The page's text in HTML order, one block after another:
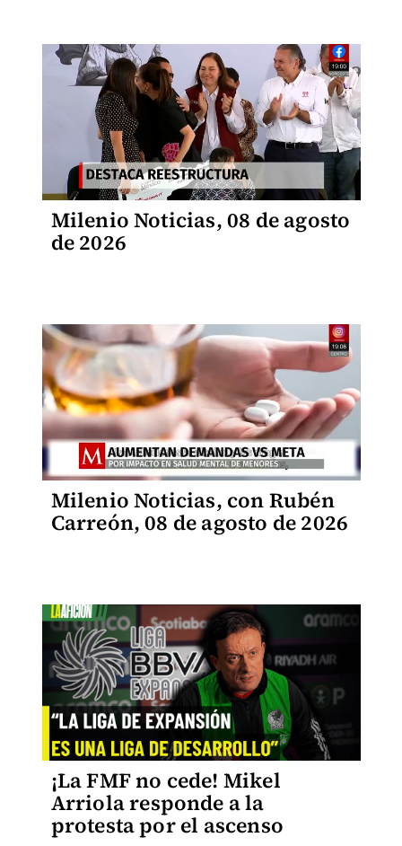
Milenio Noticias, 08 de agosto
de 2026
Milenio Noticias, con Rubén
Carreón, 08 de agosto de 2026
¡La FMF no cede! Mikel
Arriola responde a la
protesta por el ascenso